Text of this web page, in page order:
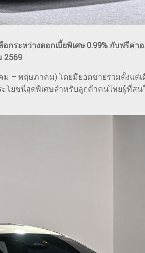
กระหว่างดอกเบี้ยพิเศษ 0.99% กับฟรีค่
2569
ม – พฤษภาคม) โดยมียอดขายรวมตั้งแ
ชน์สุดพิเศษสำหรับลูกค้าคนไทยผู้ที่สนใจ